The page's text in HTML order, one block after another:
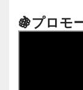
🍇プロモ